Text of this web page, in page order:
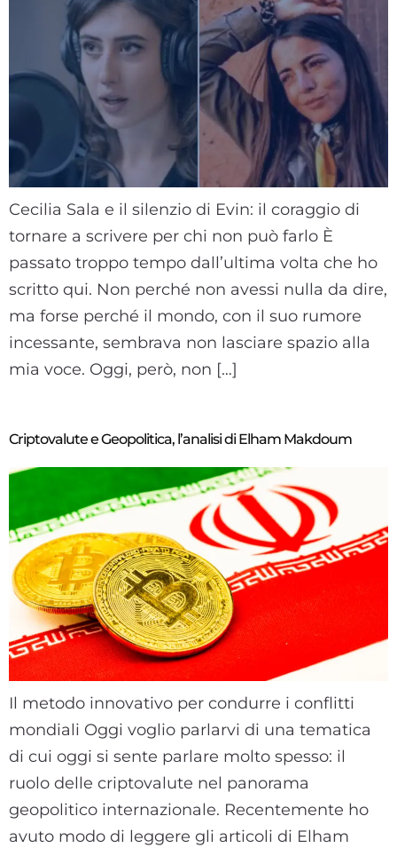
Cecilia Sala e il silenzio di Evin: il coraggio di
tornare a scrivere per chi non può farlo È
passato troppo tempo dall’ultima volta che ho
scritto qui. Non perché non avessi nulla da dire,
ma forse perché il mondo, con il suo rumore
incessante, sembrava non lasciare spazio alla
mia voce. Oggi, però, non […]
Criptovalute e Geopolitica, l’analisi di Elham Makdoum
Il metodo innovativo per condurre i conflitti
mondiali Oggi voglio parlarvi di una tematica
di cui oggi si sente parlare molto spesso: il
ruolo delle criptovalute nel panorama
geopolitico internazionale. Recentemente ho
avuto modo di leggere gli articoli di Elham